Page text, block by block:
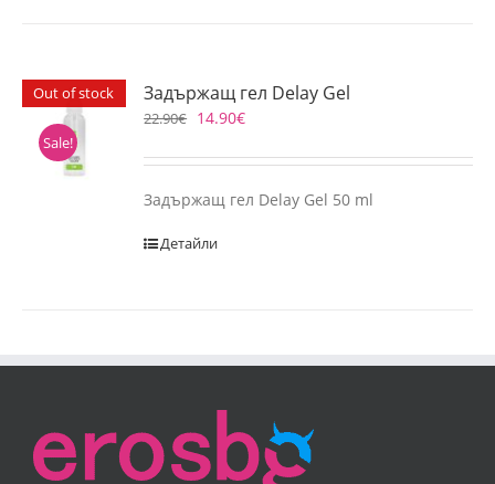
Out of stock
Sale!
Задържащ гел Delay Gel
22.90€ 14.90€
Задържащ гел Delay Gel 50 ml
Детайли